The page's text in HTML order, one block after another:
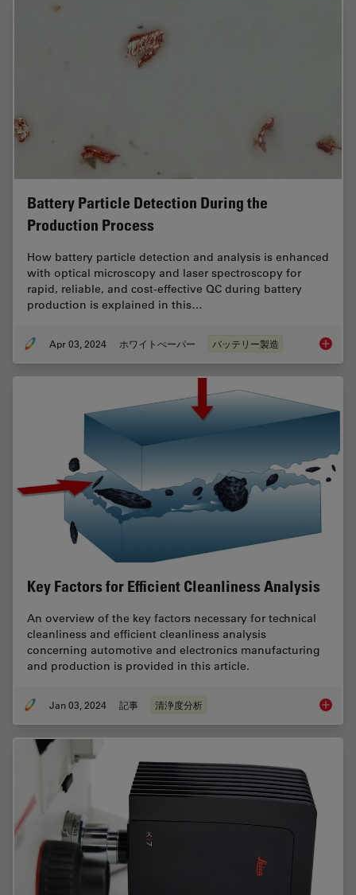
Battery Particle Detection During the
Production Process
How battery particle detection and analysis is enhanced
with optical microscopy and laser spectroscopy for
rapid, reliable, and cost-effective QC during battery
production is explained in this…
Apr 03, 2024 ホワイトぺーパー バッテリー製造 Battery
Key Factors for Efficient Cleanliness Analysis
An overview of the key factors necessary for technical
cleanliness and efficient cleanliness analysis
concerning automotive and electronics manufacturing
and production is provided in this article.
Jan 03, 2024 記事 清浄度分析 Key